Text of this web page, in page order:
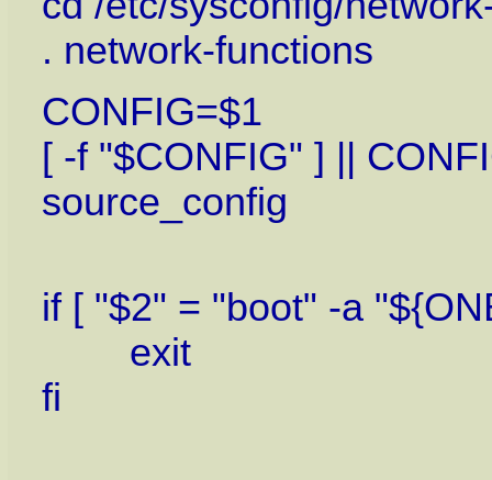
. network-functions
CONFIG=$1
[ -f "$CONFIG" ] ||
source_config
if [ "$2" = "boot" -a
exit
fi